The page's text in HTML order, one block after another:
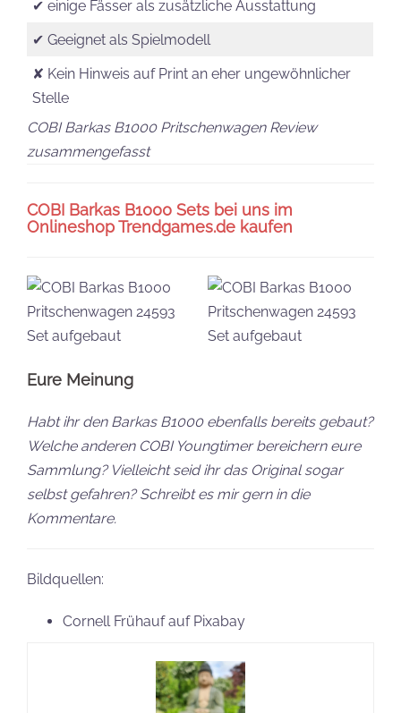
✔ einige Fässer als zusätzliche Ausstattung
✔ Geeignet als Spielmodell
✘ Kein Hinweis auf Print an eher ungewöhnlicher
Stelle
COBI Barkas B1000 Pritschenwagen Review
zusammengefasst
COBI Barkas B1000 Sets bei uns im
Onlineshop Trendgames.de kaufen
Eure Meinung
Habt ihr den Barkas B1000 ebenfalls bereits gebaut?
Welche anderen COBI Youngtimer bereichern eure
Sammlung? Vielleicht seid ihr das Original sogar
selbst gefahren? Schreibt es mir gern in die
Kommentare.
Bildquellen:
Cornell Frühauf auf Pixabay